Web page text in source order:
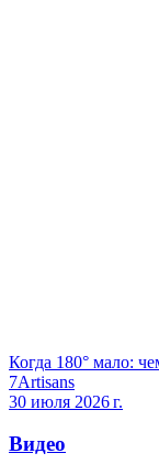
Когда 180° мало:
7Artisans
30 июля 2026 г.
Видео